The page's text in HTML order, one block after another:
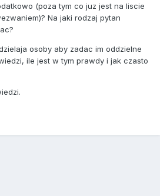
(poza tym co juz jest na liscie
Na jaki rodzaj pytan
osoby aby zadac im oddzielne
ile jest w tym prawdy i jak czasto